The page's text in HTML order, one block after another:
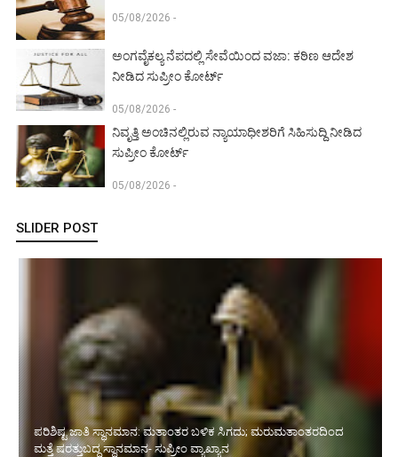
05/08/2026 -
ಅಂಗವೈಕಲ್ಯ ನೆಪದಲ್ಲಿ ಸೇವೆಯಿಂದ ವಜಾ: ಕಠಿಣ ಆದೇಶ
ನೀಡಿದ ಸುಪ್ರೀಂ ಕೋರ್ಟ್‌
05/08/2026 -
ನಿವೃತ್ತಿ ಅಂಚಿನಲ್ಲಿರುವ ನ್ಯಾಯಾಧೀಶರಿಗೆ ಸಿಹಿಸುದ್ದಿ ನೀಡಿದ
ಸುಪ್ರೀಂ ಕೋರ್ಟ್‌
05/08/2026 -
SLIDER POST